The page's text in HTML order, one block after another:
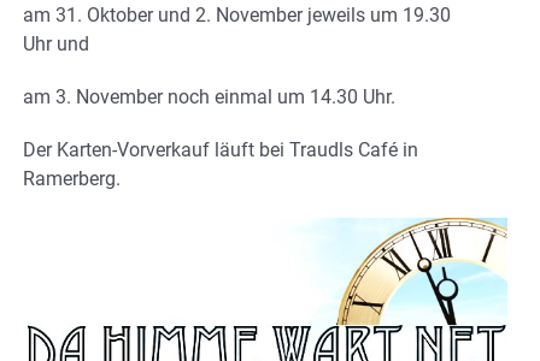
am 31. Oktober und 2. November jeweils um 19.30
Uhr und
am 3. November noch einmal um 14.30 Uhr.
Der Karten-Vorverkauf läuft bei Traudls Café in
Ramerberg.